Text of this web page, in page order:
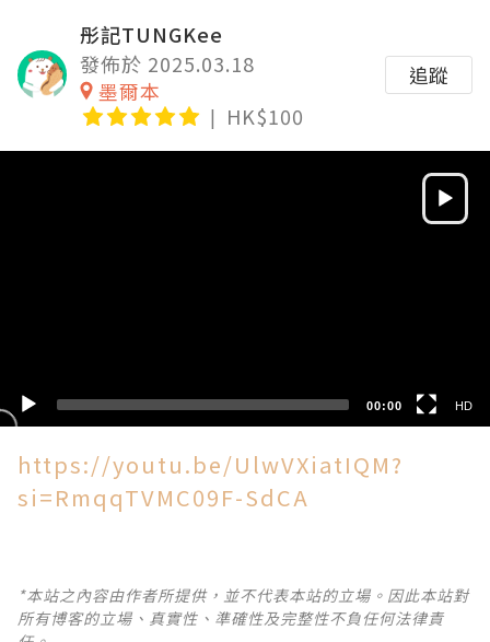
彤記TUNGKee
發佈於 2025.03.18
墨爾本
HK$100
追蹤
00:00 HD
https://youtu.be/UlwVXiatIQM?
si=RmqqTVMC09F-SdCA
*本站之內容由作者所提供，並不代表本站的立場。因此本站對
所有博客的立場、真實性、準確性及完整性不負任何法律責